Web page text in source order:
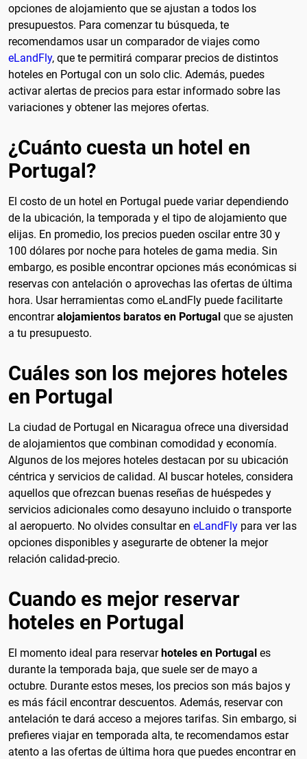
opciones de alojamiento que se ajustan a todos los
presupuestos. Para comenzar tu búsqueda, te
recomendamos usar un comparador de viajes como
eLandFly, que te permitirá comparar precios de distintos
hoteles en Portugal con un solo clic. Además, puedes
activar alertas de precios para estar informado sobre las
variaciones y obtener las mejores ofertas.
¿Cuánto cuesta un hotel en
Portugal?
El costo de un hotel en Portugal puede variar dependiendo
de la ubicación, la temporada y el tipo de alojamiento que
elijas. En promedio, los precios pueden oscilar entre 30 y
100 dólares por noche para hoteles de gama media. Sin
embargo, es posible encontrar opciones más económicas si
reservas con antelación o aprovechas las ofertas de última
hora. Usar herramientas como eLandFly puede facilitarte
encontraralojamientos baratos en Portugal que se ajusten
a tu presupuesto.
Cuáles son los mejores hoteles
en Portugal
La ciudad de Portugal en Nicaragua ofrece una diversidad
de alojamientos que combinan comodidad y economía.
Algunos de los mejores hoteles destacan por su ubicación
céntrica y servicios de calidad. Al buscar hoteles, considera
aquellos que ofrezcan buenas reseñas de huéspedes y
servicios adicionales como desayuno incluido o transporte
al aeropuerto. No olvides consultar en eLandFly para ver las
opciones disponibles y asegurarte de obtener la mejor
relación calidad-precio.
Cuando es mejor reservar
hoteles en Portugal
El momento ideal para reservarhoteles en Portugal es
durante la temporada baja, que suele ser de mayo a
octubre. Durante estos meses, los precios son más bajos y
es más fácil encontrar descuentos. Además, reservar con
antelación te dará acceso a mejores tarifas. Sin embargo, si
prefieres viajar en temporada alta, te recomendamos estar
atento a las ofertas de última hora que puedes encontrar en